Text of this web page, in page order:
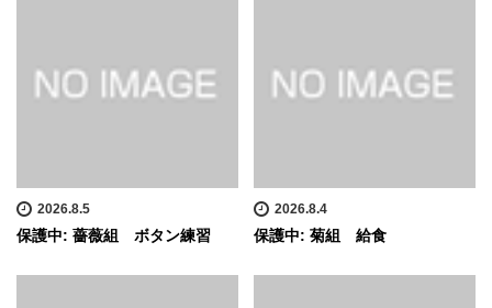
2026.8.5
保護中: 薔薇組 ボタン練習
2026.8.4
保護中: 菊組 給食